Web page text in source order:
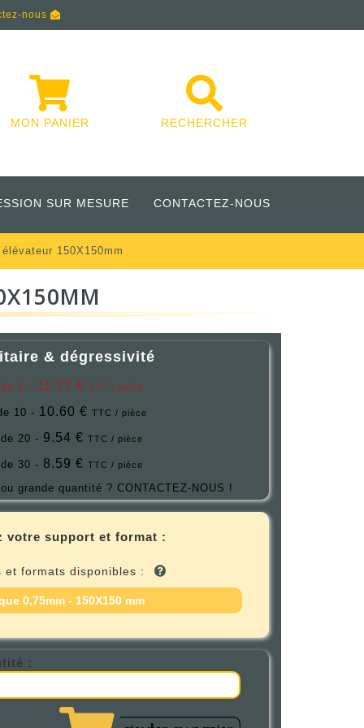
nous
MON PANIER RECHERCHER
SUR MESURE CONTACTEZ-NOUS
150X150mm
& dégressivité
1 - 11.77 € TTC / pièce
10 - 10.60 € TTC / pièce
20 - 9.54 € TTC / pièce
30 - 8.59 € TTC / pièce
grande quantité ? CONTACTEZ-NOUS !
votre support et format :
et formats disponibles :
0,75mm - 150X150 mm
: